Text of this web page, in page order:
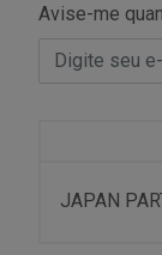
Avise-me
JAPAN